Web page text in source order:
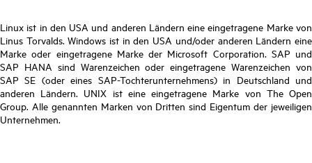
Linux ist in den USA und anderen Ländern eine eingetragene Marke von
Linus Torvalds. Windows ist in den USA und/oder anderen Ländern eine
Marke oder eingetragene Marke der Microsoft Corporation. SAP und
SAP HANA sind Warenzeichen oder eingetragene Warenzeichen von
SAP SE (oder eines SAP-Tochterunternehmens) in Deutschland und
anderen Ländern. UNIX ist eine eingetragene Marke von The Open
Group. Alle genannten Marken von Dritten sind Eigentum der jeweiligen
Unternehmen.